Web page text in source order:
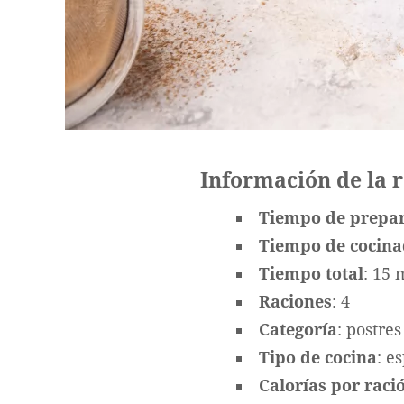
Información de la
Tiempo de
Tiempo de
Tiempo total: 15
Raciones: 4
Categoría: postres
Tipo de cocina:
Calorías por